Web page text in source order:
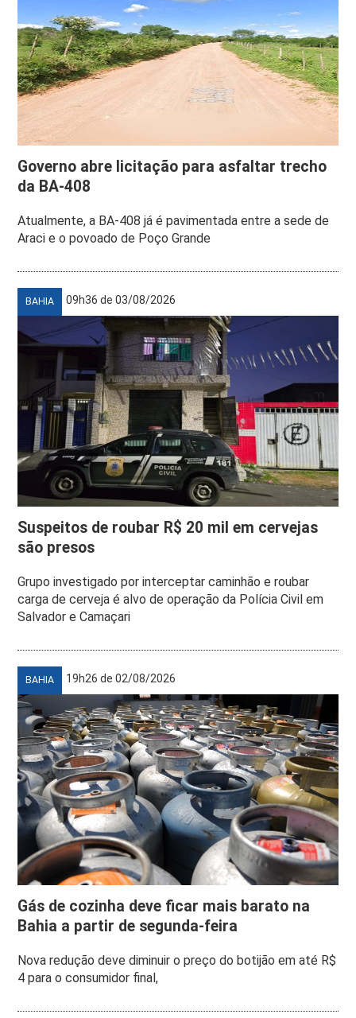
Governo abre licitação para asfaltar trecho
da BA-408
Atualmente, a BA-408 já é pavimentada entre a sede de
Araci e o povoado de Poço Grande
BAHIA 09h36 de 03/08/2026
Suspeitos de roubar R$ 20 mil em cervejas
são presos
Grupo investigado por interceptar caminhão e roubar
carga de cerveja é alvo de operação da Polícia Civil em
Salvador e Camaçari
BAHIA 19h26 de 02/08/2026
Gás de cozinha deve ficar mais barato na
Bahia a partir de segunda-feira
Nova redução deve diminuir o preço do botijão em até R$
4 para o consumidor final,